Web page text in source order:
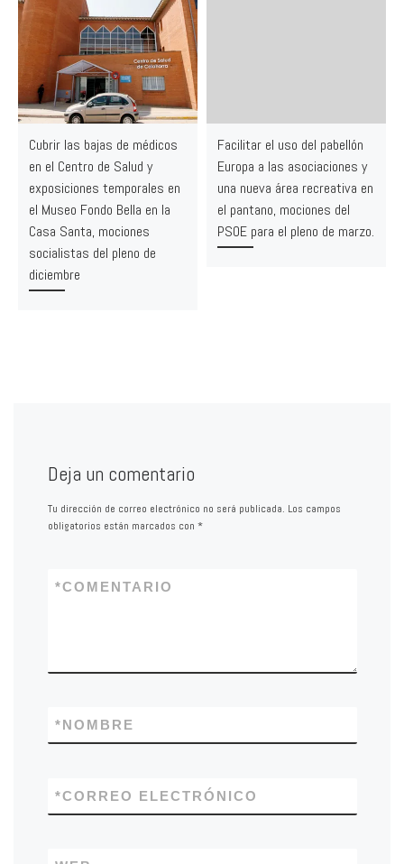
Cubrir las bajas de médicos
en el Centro de Salud y
exposiciones temporales en
el Museo Fondo Bella en la
Casa Santa, mociones
socialistas del pleno de
diciembre
Facilitar el uso del pabellón
Europa a las asociaciones y
una nueva área recreativa en
el pantano, mociones del
PSOE para el pleno de marzo.
Deja un comentario
Tu dirección de correo electrónico no será publicada. Los campos
obligatorios están marcados con *
COMENTARIO
*
NOMBRE
*
CORREO ELECTRÓNICO
*